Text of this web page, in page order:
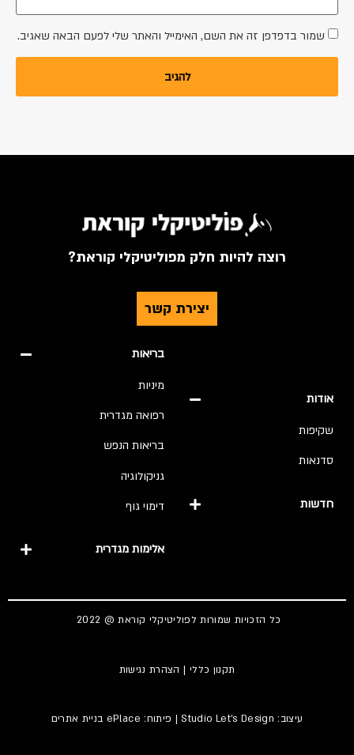
שמור בדפדפן זה את השם, האימייל והאתר שלי לפעם הבאה שאגיב.
רוצה להיות חלק מפוליטיקלי קוראת?
יצירת קשר
אודות
שקיפות
סדנאות
חדשות
בריאות
מיניות
רפואה מגדרית
בריאות הנפש
גניקולוגיה
דימוי גוף
אלימות מגדרית
כל הזכויות שמורות לפוליטיקלי קוראת @ 2022
תקנון כללי | הצהרת נגישות
עיצוב: Studio Let's Design| פיתוח: ePlace בניית אתרים